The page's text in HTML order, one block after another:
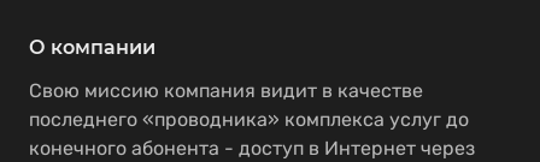
О компании
Свою миссию компания видит в качестве
последнего «проводника» комплекса услуг до
конечного абонента - доступ в Интернет через